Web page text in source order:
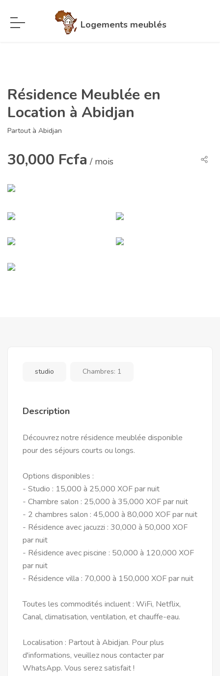
Logements meublés
Résidence Meublée en
Location à Abidjan
Partout à Abidjan
30,000 Fcfa / mois
studio Chambres: 1
Description
Découvrez notre résidence meublée disponible
pour des séjours courts ou longs.
Options disponibles :
- Studio : 15,000 à 25,000 XOF par nuit
- Chambre salon : 25,000 à 35,000 XOF par nuit
- 2 chambres salon : 45,000 à 80,000 XOF par nuit
- Résidence avec jacuzzi : 30,000 à 50,000 XOF
par nuit
- Résidence avec piscine : 50,000 à 120,000 XOF
par nuit
- Résidence villa : 70,000 à 150,000 XOF par nuit
Toutes les commodités incluent : WiFi, Netflix,
Canal, climatisation, ventilation, et chauffe-eau.
Localisation : Partout à Abidjan. Pour plus
d'informations, veuillez nous contacter par
WhatsApp. Vous serez satisfait !